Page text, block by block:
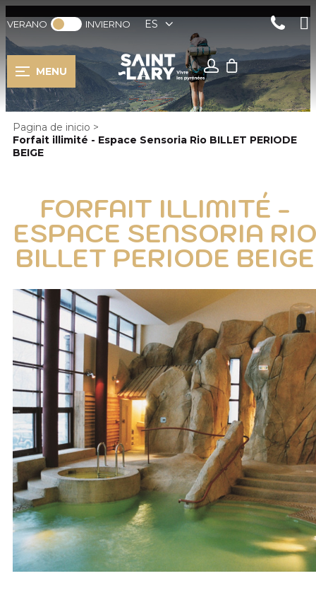
VERANO INVIERNO ES
MENU
Pagina de inicio >
Forfait illimité - Espace Sensoria Rio BILLET PERIODE
BEIGE
FORFAIT ILLIMITÉ -
ESPACE SENSORIA
BILLET PERIODE BEIGE